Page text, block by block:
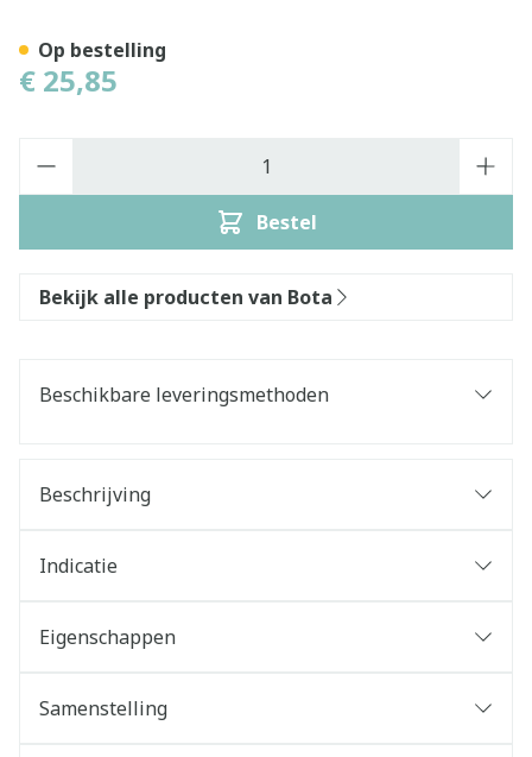
€ 25,85
Bestel
Op bestelling
Bekijk alle producten van Bota
Beschikbare leveringsmethoden
Beschrijving
Indicatie
Eigenschappen
Samenstelling